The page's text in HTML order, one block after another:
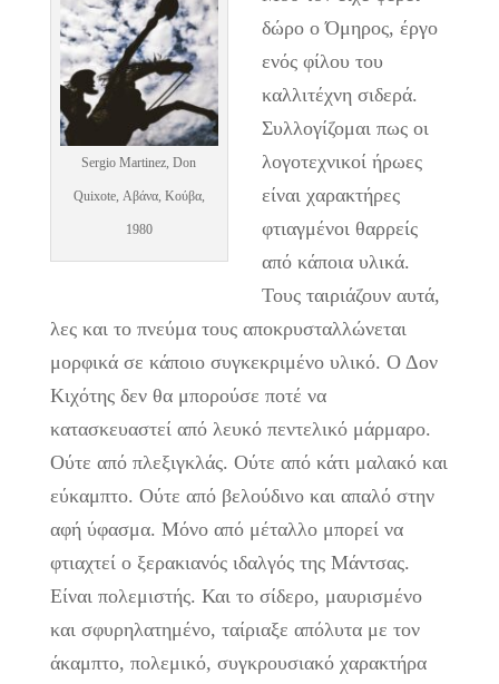
Sergio Martinez, Don
Quixote, Αβάνα, Κούβα,
1980
δώρο ο Όμηρος, έργο
ενός φίλου του
καλλιτέχνη σιδερά.
Συλλογίζομαι πως οι
λογοτεχνικοί ήρωες
είναι χαρακτήρες
φτιαγμένοι θαρρείς
από κάποια υλικά.
Τους ταιριάζουν αυτά,
λες και το πνεύμα τους αποκρυσταλλώνεται
μορφικά σε κάποιο συγκεκριμένο υλικό. Ο Δον
Κιχότης δεν θα μπορούσε ποτέ να
κατασκευαστεί από λευκό πεντελικό μάρμαρο.
Ούτε από πλεξιγκλάς. Ούτε από κάτι μαλακό και
εύκαμπτο. Ούτε από βελούδινο και απαλό στην
αφή ύφασμα. Μόνο από μέταλλο μπορεί να
φτιαχτεί ο ξερακιανός ιδαλγός της Μάντσας.
Είναι πολεμιστής. Και το σίδερο, μαυρισμένο
και σφυρηλατημένο, ταίριαξε απόλυτα με τον
άκαμπτο, πολεμικό, συγκρουσιακό χαρακτήρα